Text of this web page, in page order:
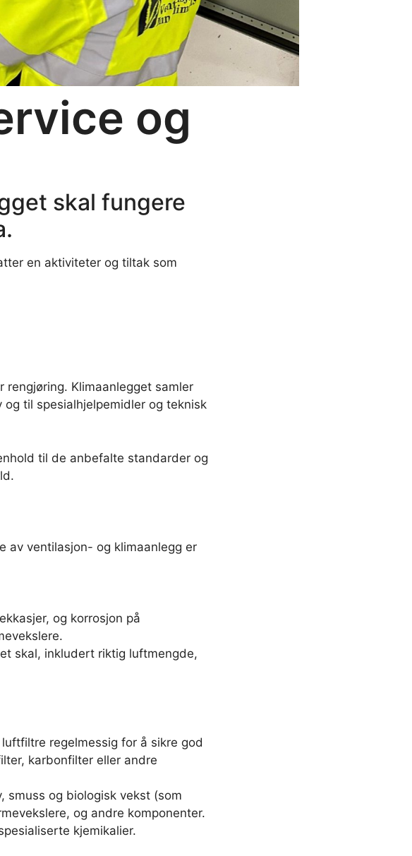
og
skal fungere
en aktiviteter og tiltak som
Klimaanlegget samler
til spesialhjelpemidler og teknisk
til de anbefalte standarder og
av ventilasjon- og klimaanlegg er
og korrosjon på
skal, inkludert riktig luftmengde,
regelmessig for å sikre god
karbonfilter eller andre
smuss og biologisk vekst (som
og andre komponenter.
kjemikalier.